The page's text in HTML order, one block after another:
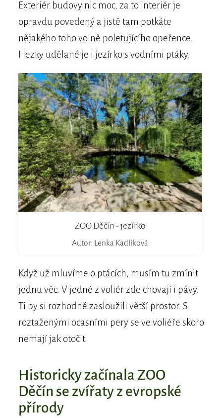
Exteriér budovy nic moc, za to interiér je
opravdu povedený a jistě tam potkáte
nějakého toho volně poletujícího opeřence.
Hezky udělané je i jezírko s vodními ptáky.
ZOO Děčín - jezírko
Autor: Lenka Kadlíková
Když už mluvíme o ptácích, musím tu zmínit
jednu věc. V jedné z voliér zde chovají i pávy.
Ti by si rozhodně zasloužili větší prostor. S
roztaženými ocasními pery se ve voliéře skoro
nemají jak otočit.
Historicky začínala ZOO
Děčín se zvířaty z evropské
přírody